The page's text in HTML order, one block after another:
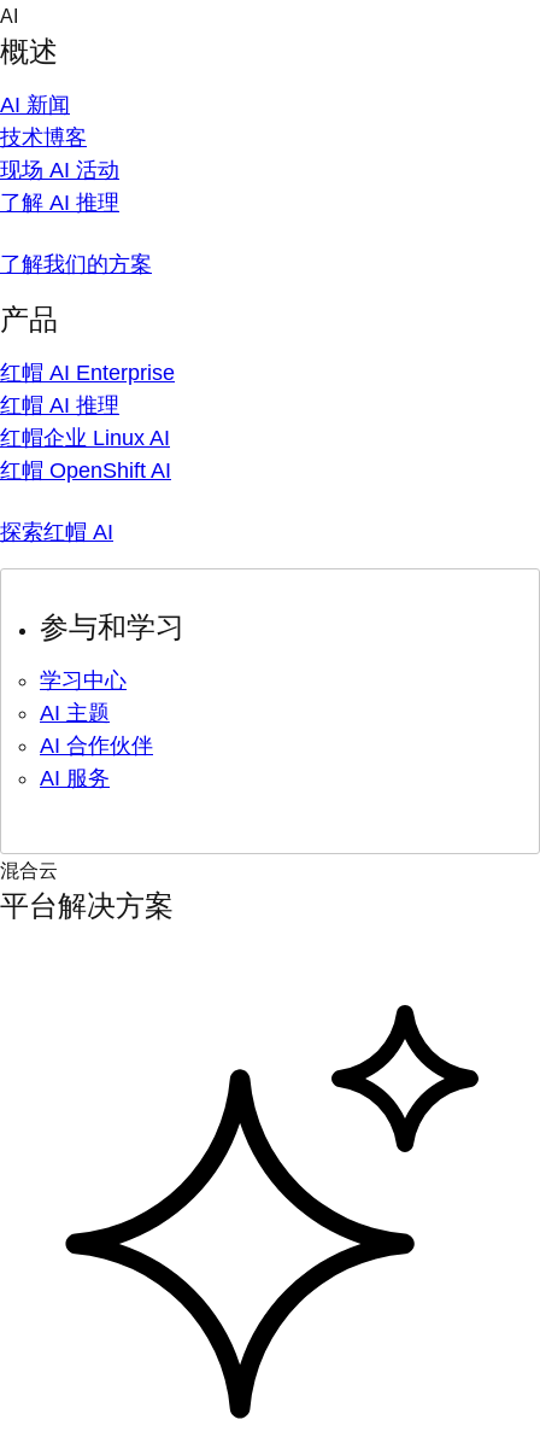
Skip
content
AI
概述
AI 新闻
技术博客
现场 AI 活动
了解 AI 推理
了解我们的方案
产品
红帽 AI Enterprise
红帽 AI 推理
红帽企业 Linux AI
红帽 OpenShift AI
探索红帽 AI
参与和学习
学习中心
AI 主题
AI 合作伙伴
AI 服务
混合云
平台解决方案